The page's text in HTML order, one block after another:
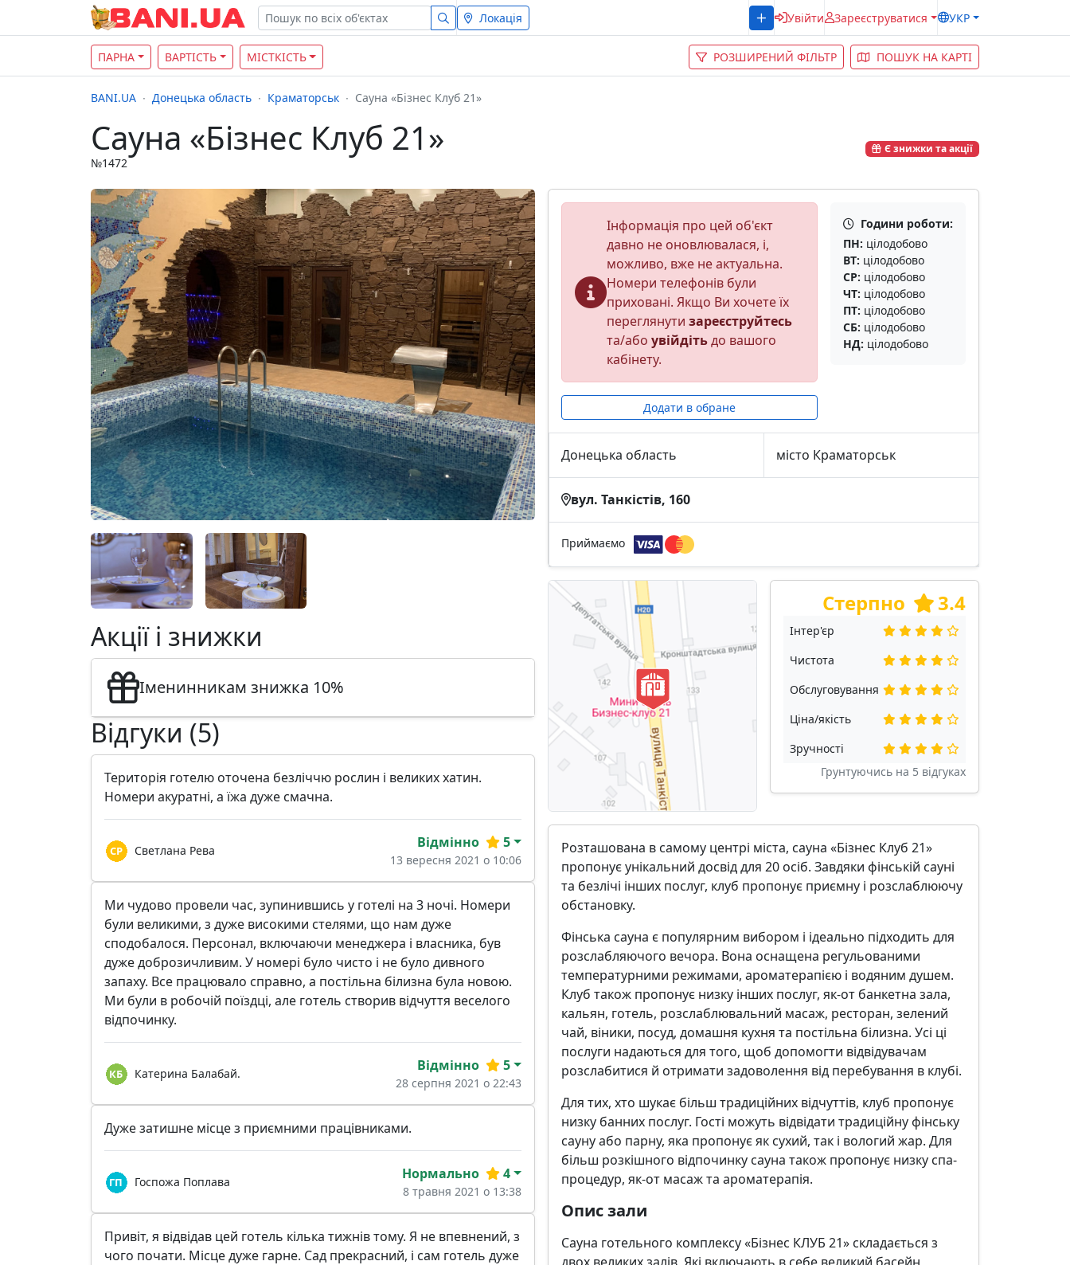
Локація Увійти Зареєструватися УКР
ПАРНА ВАРТІСТЬ МІСТКІСТЬ РОЗШИРЕНИЙ ФІЛЬТР ПОШУК НА КАРТІ
BANI.UA Донецька область Краматорськ Сауна «Бізнес Клуб 21»
Сауна «Бізнес Клуб 21»
№1472
Є знижки та акції
Інформація про цей об'єкт
давно не оновлювалася, і,
можливо, вже не актуальна.
Номери телефонів були
приховані. Якщо Ви хочете їх
переглянути зареєструйтесь
та/або увійдітьдо вашого
кабінету.
Додати в обране
Години роботи:
ПН: цілодобово
ВТ: цілодобово
СР: цілодобово
ЧТ: цілодобово
ПТ: цілодобово
СБ: цілодобово
НД: цілодобово
Донецька область місто Краматорськ
вул. Танкістів, 160
Приймаємо
Стерпно 3.4
Інтер'єр
Чистота
Обслуговування
Ціна/якість
Зручності
Грунтуючись на 5 відгуках
Розташована в самому центрі міста, сауна «Бізнес Клуб 21»
пропонує унікальний досвід для 20 осіб. Завдяки фінській сауні
та безлічі інших послуг, клуб пропонує приємну і розслаблюючу
обстановку.
Фінська сауна є популярним вибором і ідеально підходить для
розслабляючого вечора. Вона оснащена регульованими
температурними режимами, ароматерапією і водяним душем.
Клуб також пропонує низку інших послуг, як-от банкетна зала,
кальян, готель, розслаблювальний масаж, ресторан, зелений
чай, віники, посуд, домашня кухня та постільна білизна. Усі ці
послуги надаються для того, щоб допомогти відвідувачам
розслабитися й отримати задоволення від перебування в клубі.
Для тих, хто шукає більш традиційних відчуттів, клуб пропонує
низку банних послуг. Гості можуть відвідати традиційну фінську
сауну або парну, яка пропонує як сухий, так і вологий жар. Для
більш розкішного відпочинку сауна також пропонує низку спа-
процедур, як-от масаж та ароматерапія.
Опис зали
Сауна готельного комплексу «Бізнес КЛУБ 21» складається з
Акції і знижки
Іменинникам знижка 10%
Відгуки (5)
Територія готелю оточена безліччю рослин і великих хатин.
Номери акуратні, а їжа дуже смачна.
Светлана Рева Відмінно 5
13 вересня 2021 о 10:06
Ми чудово провели час, зупинившись у готелі на 3 ночі. Номери
були великими, з дуже високими стелями, що нам дуже
сподобалося. Персонал, включаючи менеджера і власника, був
дуже доброзичливим. У номері було чисто і не було дивного
запаху. Все працювало справно, а постільна білизна була новою.
Ми були в робочій поїздці, але готель створив відчуття веселого
відпочинку.
Катерина Балабай. Відмінно 5
28 серпня 2021 о 22:43
Дуже затишне місце з приємними працівниками.
Госпожа Поплава Нормально 4
8 травня 2021 о 13:38
Привіт, я відвідав цей готель кілька тижнів тому. Я не впевнений, з
чого почати. Місце дуже гарне. Сад прекрасний, і сам готель дуже